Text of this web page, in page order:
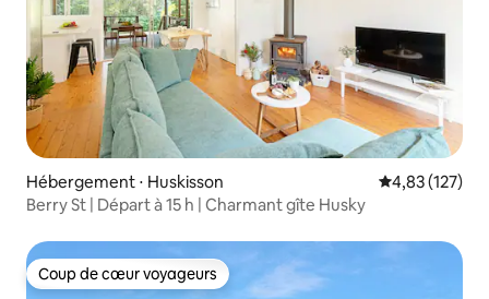
Hébergement ⋅ Huskisson Évaluation
4,83 (127)
Berry St | Départ à 15 h | Charmant gîte Husky
Coup de cœur voyageurs
Coup de cœur voyageurs